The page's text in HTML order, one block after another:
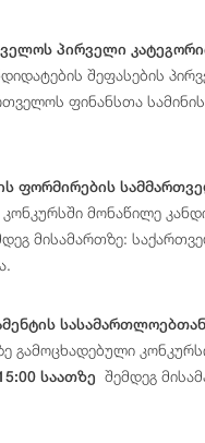
პირველი
შეფასების
ფინანსთა
ფორმირების
მონაწილე
მისამართზე:
გამოცხადებული
საათზე შემდეგ